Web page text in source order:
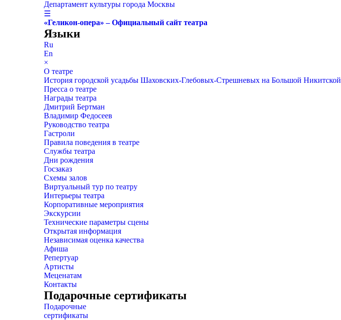
Департамент культуры города Москвы
☰
«Геликон-опера» – Официальный сайт театра
Языки
Ru
En
×
О театре
История городской усадьбы Шаховских-Глебовых-Стрешневых на Большой Никитской
Пресса о театре
Награды театра
Дмитрий Бертман
Владимир Федосеев
Руководство театра
Гастроли
Правила поведения в театре
Службы театра
Дни рождения
Госзаказ
Схемы залов
Виртуальный тур по театру
Интерьеры театра
Корпоративные мероприятия
Экскурсии
Технические параметры сцены
Открытая информация
Независимая оценка качества
Афиша
Репертуар
Артисты
Меценатам
Контакты
Подарочные сертификаты
Подарочные
сертификаты